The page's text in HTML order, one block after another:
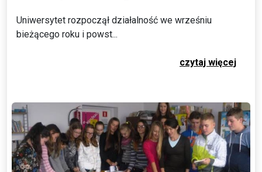
Uniwersytet rozpoczął działalność we wrześniu
bieżącego roku i powst...
czytaj więcej